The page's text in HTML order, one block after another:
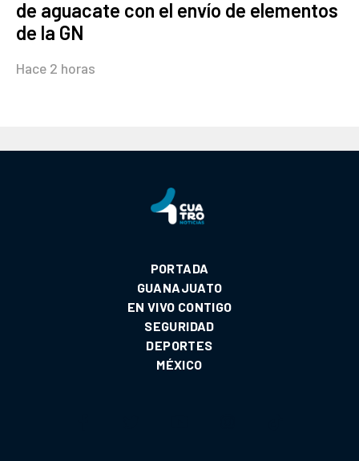
de aguacate con el envío de elementos
de la GN
Hace 2 horas
PORTADA
GUANAJUATO
EN VIVO CONTIGO
SEGURIDAD
DEPORTES
MÉXICO